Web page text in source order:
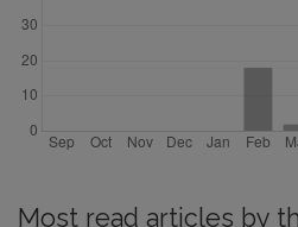
Most read articles by